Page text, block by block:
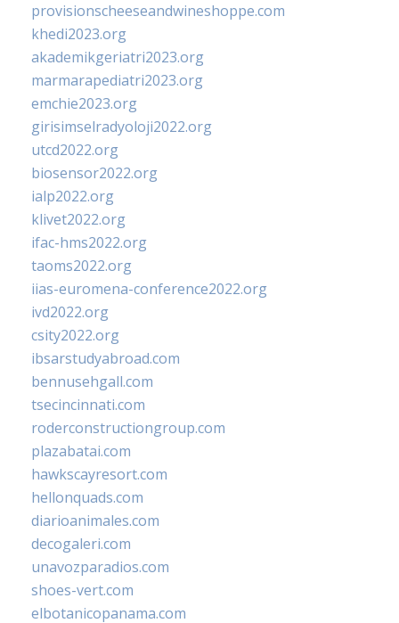
provisionscheeseandwineshoppe.com
khedi2023.org
akademikgeriatri2023.org
marmarapediatri2023.org
emchie2023.org
girisimselradyoloji2022.org
utcd2022.org
biosensor2022.org
ialp2022.org
klivet2022.org
ifac-hms2022.org
taoms2022.org
iias-euromena-conference2022.org
ivd2022.org
csity2022.org
ibsarstudyabroad.com
bennusehgall.com
tsecincinnati.com
roderconstructiongroup.com
plazabatai.com
hawkscayresort.com
hellonquads.com
diarioanimales.com
decogaleri.com
unavozparadios.com
shoes-vert.com
elbotanicopanama.com